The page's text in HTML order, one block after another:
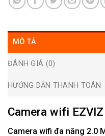
MÔ TẢ
ĐÁNH GIÁ (0)
HƯỚNG DẪN THANH TOÁN
Camera wifi
Camera wifi đa năng 2.0